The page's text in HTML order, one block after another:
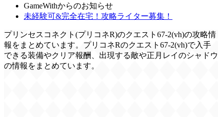
GameWithからのお知らせ
未経験可&完全在宅！攻略ライター募集！
プリンセスコネクト(プリコネR)のクエスト67-2(vh)の攻略情
報をまとめています。プリコネRのクエスト67-2(vh)で入手
できる装備やクリア報酬、出現する敵や正月レイのシャドウ
の情報をまとめています。